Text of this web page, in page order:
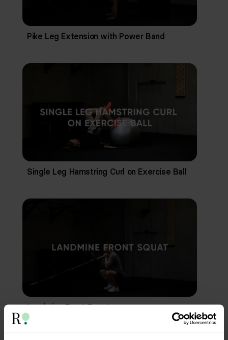
Pike Leg Extension with Power Band
Single Leg Hamstring Curl on Exercise Ball
Landmine Front Squat